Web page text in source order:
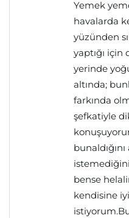
Yemek
havalarda
yüzünden
yaptığı için
yerinde
altında;
farkında
şefkatiyle
bense
kendisine